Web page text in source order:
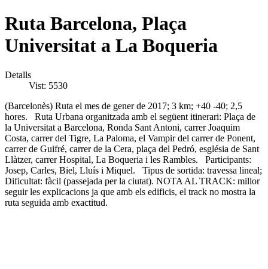
Ruta Barcelona, Plaça
Universitat a La Boqueria
Detalls
Vist: 5530
(Barcelonès) Ruta el mes de gener de 2017; 3 km; +40 -40; 2,5
hores. Ruta Urbana organitzada amb el següent itinerari: Plaça de
la Universitat a Barcelona, Ronda Sant Antoni, carrer Joaquim
Costa, carrer del Tigre, La Paloma, el Vampir del carrer de Ponent,
carrer de Guifré, carrer de la Cera, plaça del Pedró, església de Sant
Llàtzer, carrer Hospital, La Boqueria i les Rambles. Participants:
Josep, Carles, Biel, Lluís i Miquel. Tipus de sortida: travessa lineal;
Dificultat: fàcil (passejada per la ciutat). NOTA AL TRACK: millor
seguir les explicacions ja que amb els edificis, el track no mostra la
ruta seguida amb exactitud.